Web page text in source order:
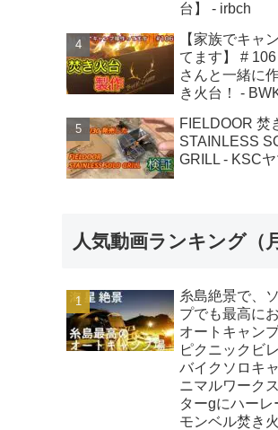
台】 - irbch
【家族でキャ
てます】 #
さんと一緒に
き火台！ -
FIELDOOR
STAINLESS
GRILL - KSC
人気動画ランキング（
糸島絶景で、
プでも最高に
オートキャン
ピクニックビ
バイクソロキ
ニマルワーク
ターgにハーレ
モンベル焚き